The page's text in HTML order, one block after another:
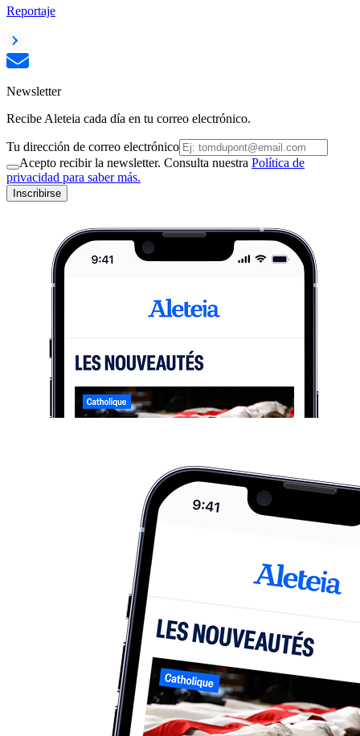
Reportaje
Newsletter
Recibe Aleteia cada día en tu correo electrónico.
Tu dirección de correo electrónico
Acepto recibir la newsletter. Consulta nuestra Política de
privacidad para saber más.
Inscribirse